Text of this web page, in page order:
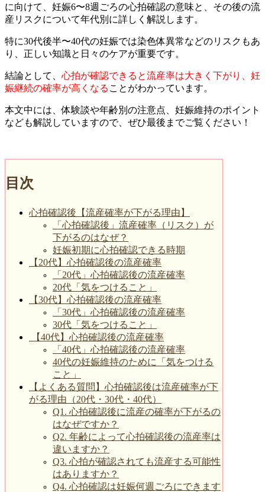
に向けて、妊娠6〜8週ごろの心拍確認の意味と、その後の流
産リスクについて年代別に詳しく解説します。
特に30代後半〜40代の妊娠では染色体異常などのリスクもあ
り、正しい知識と日々のケアが重要です。
結論として、 心拍が確認できると流産率は大きく下がり、妊
娠継続の確率が高くなる ことがわかっています。
本文中には、体験談や年齢別の注意点、妊娠維持のポイント
なども解説していますので、ぜひ最後までご覧ください！
目次
心拍確認後【流産確率が下がる理由】
「心拍確認後」流産確率（リスク）が
下がるのはなぜ？
妊娠初期に心拍確認できる時期
【20代】心拍確認後の流産確率
「20代」心拍確認後の流産確率
20代「気をつけること」
【30代】心拍確認後の流産確率
「30代」心拍確認後の流産確率
30代「気をつけること」
【40代】心拍確認後の流産確率
「40代」心拍確認後の流産確率
40代の妊娠維持のために「気をつける
こと」
【よくある質問】心拍確認後は流産確率が下
がる理由（20代・30代・40代）
Q1. 心拍確認後に流産の確率が下がるの
はなぜですか？
Q2. 年齢によって心拍確認後の流産率は
違いますか？
Q3. 心拍が確認されても流産する可能性
はありますか？
Q4. 心拍確認は妊娠何週ごろにできます